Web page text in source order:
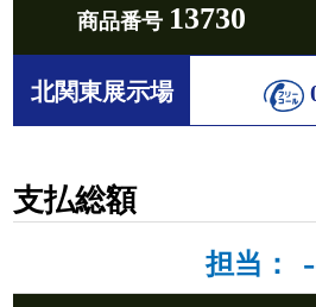
商品番号 13730
北関東展示場
支払総額
担当：